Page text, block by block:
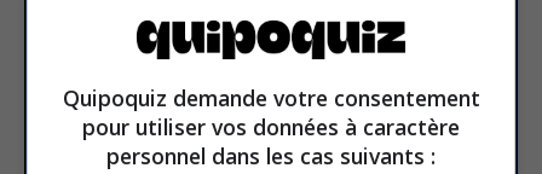
Subscribe to our
newsletter
Email address
Quipoquiz demande votre consentement
pour utiliser vos données à caractère
personnel dans les cas suivants :